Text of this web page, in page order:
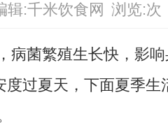
辑:千米饮食网 浏览:次
菌繁殖生长快，影响
度过夏天，下面夏季生